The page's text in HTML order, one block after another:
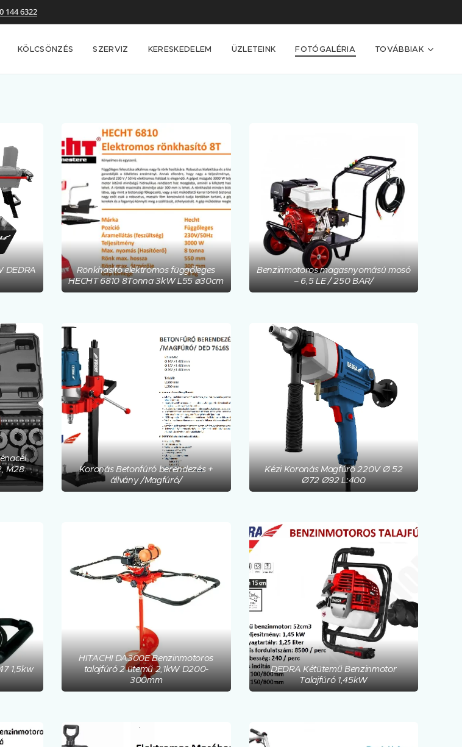
144 6322
KÖLCSÖNZÉS SZERVIZ KERESKEDELEM ÜZLETEINK FOTÓGALÉRIA TOVÁBBIAK
DEDRA
Rönkhasító elektromos függőleges
HECHT 6810 8Tonna 3kW L55 ø30cm
Benzinmotoros magasnyomású mosó
– 6,5 LE / 250 BAR/
M28
Koronás Betonfúró berendezés +
állvány /Magfúró/
Kézi Koronás Magfúró 220V Ø 52
Ø72 Ø92 L:400
1,5kw
HITACHI DA300E Benzinmotoros
talajfúró 2 ütemű 2,1kW D200-
300mm
DEDRA Kétütemű Benzinmotor
Talajfúró 1,45kW